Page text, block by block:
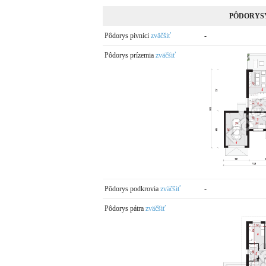
Pôdorys pivnici zväčšiť -
Pôdorys prízemia zväčšiť
Pôdorys podkrovia zväčšiť -
Pôdorys pátra zväčšiť